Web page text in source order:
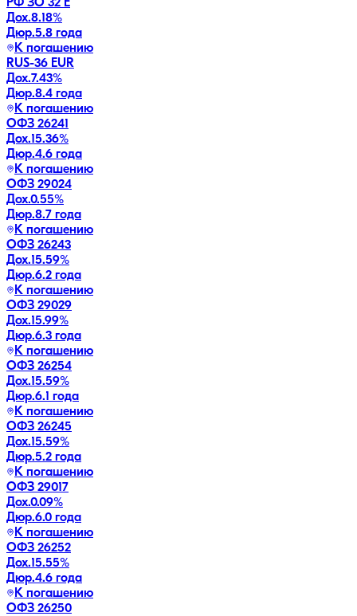
РФ ЗО 32 Е
Дох.8.18%
Дюр.5.8 года
К погашению
RUS-36 EUR
Дох.7.43%
Дюр.8.4 года
К погашению
ОФЗ 26241
Дох.15.36%
Дюр.4.6 года
К погашению
ОФЗ 29024
Дох.0.55%
Дюр.8.7 года
К погашению
ОФЗ 26243
Дох.15.59%
Дюр.6.2 года
К погашению
ОФЗ 29029
Дох.15.99%
Дюр.6.3 года
К погашению
ОФЗ 26254
Дох.15.59%
Дюр.6.1 года
К погашению
ОФЗ 26245
Дох.15.59%
Дюр.5.2 года
К погашению
ОФЗ 29017
Дох.0.09%
Дюр.6.0 года
К погашению
ОФЗ 26252
Дох.15.55%
Дюр.4.6 года
К погашению
ОФЗ 26250